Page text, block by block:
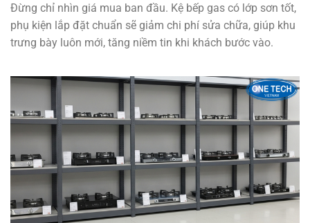
Đừng chỉ nhìn giá mua ban đầu. Kệ bếp gas có lớp sơn tốt,
phụ kiện lắp đặt chuẩn sẽ giảm chi phí sửa chữa, giúp khu
trưng bày luôn mới, tăng niềm tin khi khách bước vào.